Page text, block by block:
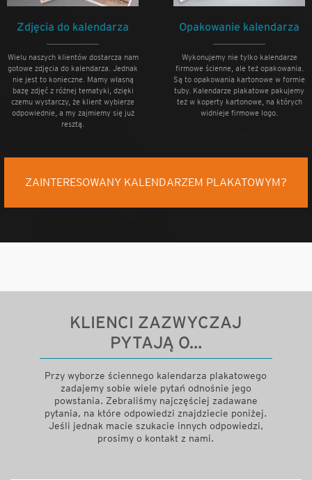
Zdjęcia do kalendarza
Wielu naszych klientów dostarcza nam
gotowe zdjęcia do kalendarza. Jednak
nie jest to konieczne. Mamy własną
bazę zdjęć z różnej tematyki, dzięki
czemu wystarczy, że klient wybierze
odpowiednie, a my zajmiemy się już
resztą.
Opakowanie kalendarza
Wykonujemy nie tylko kalendarze
firmowe ścienne, ale też opakowania.
Są to opakowania kartonowe w formie
tuby. Kalendarze plakatowe pakujemy
też w koperty kartonowe, na których
widnieje firmowe logo.
ZAINTERESOWANY KALENDARZEM PLAKATOWYM?
KLIENCI ZAZWYCZAJ
PYTAJĄ O…
Przy wyborze ściennego kalendarza plakatowego
zadajemy sobie wiele pytań odnośnie jego
powstania. Zebraliśmy najczęściej zadawane
pytania, na które odpowiedzi znajdziecie poniżej.
Jeśli jednak macie szukacie innych odpowiedzi,
prosimy o kontakt z nami.